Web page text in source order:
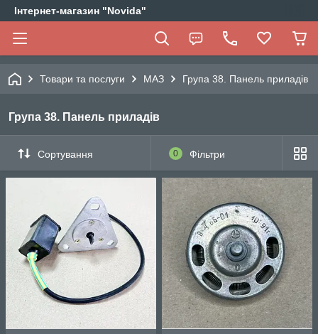
Інтернет-магазин "Novida"
Товари та послуги МАЗ Група 38. Панель приладів
Група 38. Панель приладів
Сортування 0 Фільтри